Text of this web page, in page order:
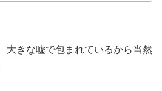
大きな嘘で包まれているから当然